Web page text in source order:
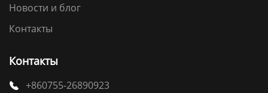
Новости и блог
Контакты
Контакты
 +860755-26890923